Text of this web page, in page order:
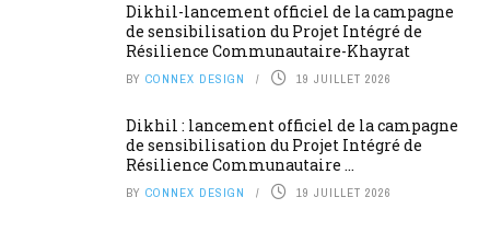
Dikhil-lancement officiel de la campagne
de sensibilisation du Projet Intégré de
Résilience Communautaire-Khayrat
BY CONNEX DESIGN 19 JUILLET 2026
Dikhil : lancement officiel de la campagne
de sensibilisation du Projet Intégré de
Résilience Communautaire ...
BY CONNEX DESIGN 19 JUILLET 2026